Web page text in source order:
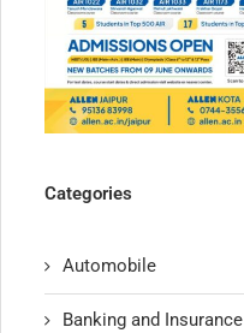
Categories
Automobile
Banking and Insurance